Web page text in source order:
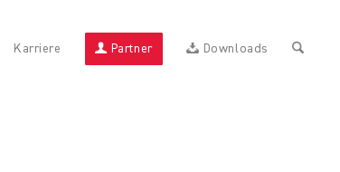
Karriere Partner Downloads